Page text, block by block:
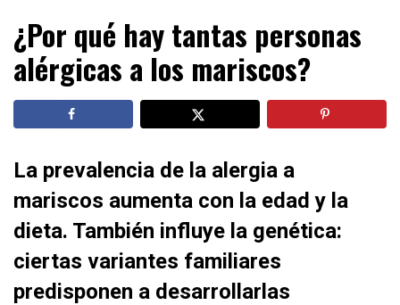
Ooops! Magazine
al tanto de las celebridades que sigues, todo a tu alcance
en un mismo lugar. Grupo Leferas™
¿Por qué hay tantas personas
alérgicas a los mariscos?
La prevalencia de la alergia a
mariscos aumenta con la edad y la
dieta. También influye la genética:
ciertas variantes familiares
predisponen a desarrollarlas